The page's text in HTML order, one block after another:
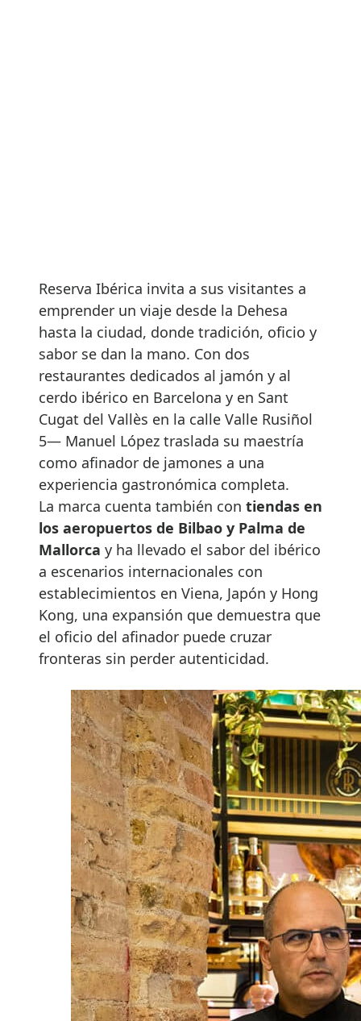
Reserva Ibérica invita a sus visitantes a
emprender un viaje desde la Dehesa
hasta la ciudad, donde tradición, oficio y
sabor se dan la mano. Con dos
restaurantes dedicados al jamón y al
cerdo ibérico en Barcelona y en Sant
Cugat del Vallès en la calle Valle Rusiñol
5— Manuel López traslada su maestría
como afinador de jamones a una
experiencia gastronómica completa.
La marca cuenta también con tiendas en
los aeropuertos de Bilbao y Palma de
Mallorca y ha llevado el sabor del ibérico
a escenarios internacionales con
establecimientos en Viena, Japón y Hong
Kong, una expansión que demuestra que
el oficio del afinador puede cruzar
fronteras sin perder autenticidad.